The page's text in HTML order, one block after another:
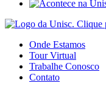
Onde Estamos
Tour Virtual
Trabalhe Conosco
Contato